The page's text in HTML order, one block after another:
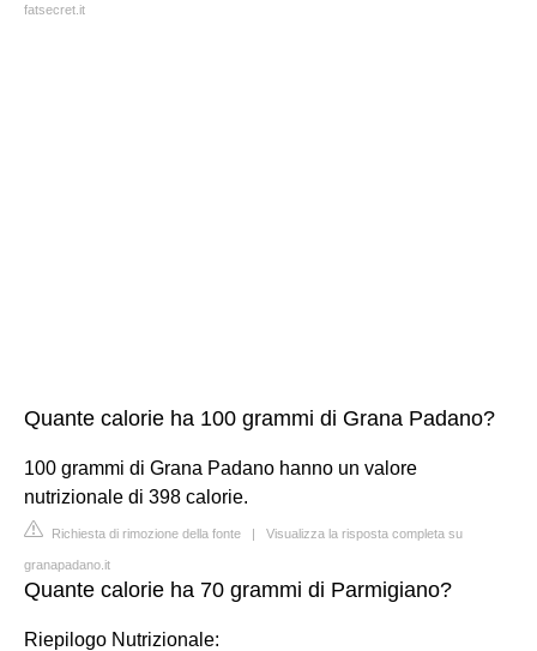
fatsecret.it
Quante calorie ha 100 grammi di Grana Padano?
100 grammi di Grana Padano hanno un valore
nutrizionale di 398 calorie.
Richiesta di rimozione della fonte | Visualizza la risposta completa su
granapadano.it
Quante calorie ha 70 grammi di Parmigiano?
Riepilogo Nutrizionale: